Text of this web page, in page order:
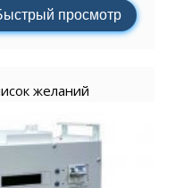
просмотр
желаний